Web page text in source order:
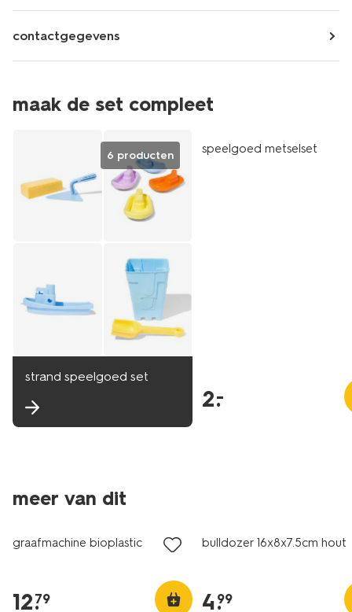
contactgegevens
maak de set compleet
6 producten
strand speelgoed set
laag geprijsd
speelgoed metselset
2.
–
meer van dit
graafmachine bioplastic
12.
79
bulldozer 16x8x7.5cm hout
4.
99